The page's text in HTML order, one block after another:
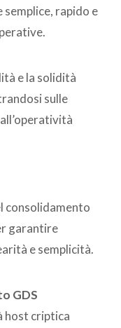
rapido e
e la solidità
sulle
consolidamento
garantire
e semplicità.
GDS
host criptica